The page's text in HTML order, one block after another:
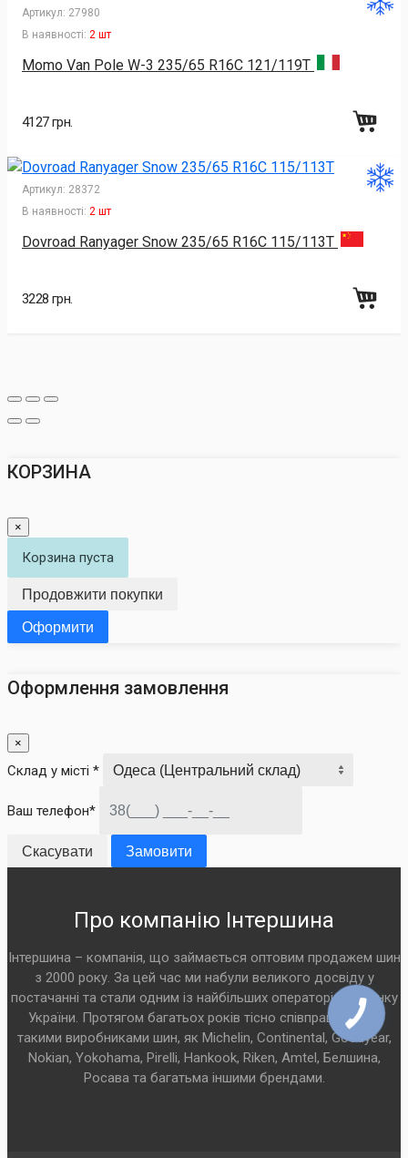
Артикул: 27980
В наявності: 2 шт
Momo Van Pole W-3 235/65 R16C 121/119T
4127 грн.
Артикул: 28372
В наявності: 2 шт
Dovroad Ranyager Snow 235/65 R16C 115/113T
3228 грн.
КОРЗИНА
×
Корзина пуста
Продовжити покупки
Оформити
Оформлення замовлення
×
Склад у місті *
Ваш телефон*
Скасувати Замовити
Про компанію Інтершина
Інтершина – компанія, що займається оптовим продажем шин
з 2000 року. За цей час ми набули великого досвіду у
постачанні та стали одним із найбільших операторів на ринку
України. Протягом багатьох років тісно співпрацюємо з
такими виробниками шин, як Michelin, Continental, Goodyear,
Nokian, Yokohama, Pirelli, Hankook, Riken, Amtel, Белшина,
Росава та багатьма іншими брендами.